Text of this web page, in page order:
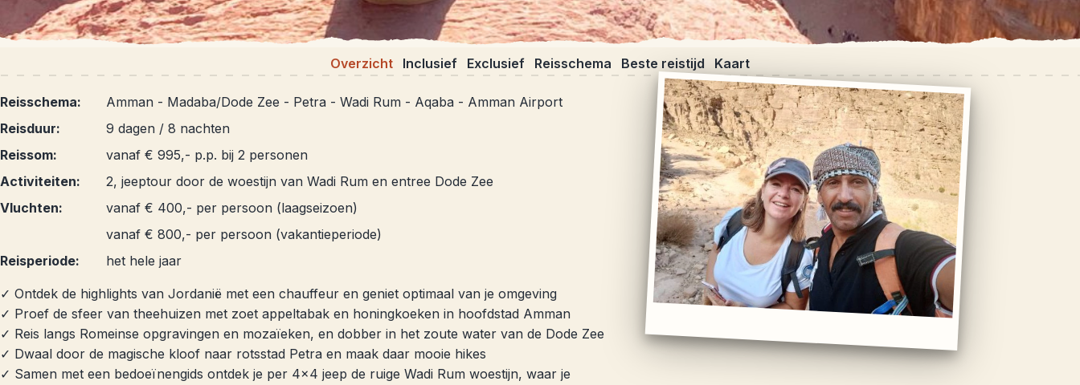
Overzicht Inclusief Exclusief Reisschema Beste reistijd Kaart
Reisschema:
Amman - Madaba/Dode Zee - Petra - Wadi Rum - Aqaba - Amman Airport
Reisduur:
9 dagen / 8 nachten
Reissom:
vanaf € 995,- p.p. bij 2 personen
Activiteiten:
2, jeeptour door de woestijn van Wadi Rum en entree Dode Zee
Vluchten:
vanaf € 400,- per persoon (laagseizoen)
vanaf € 800,- per persoon (vakantieperiode)
Reisperiode:
het hele jaar
✓ Ontdek de highlights van Jordanië met een chauffeur en geniet optimaal van je omgeving
✓ Proef de sfeer van theehuizen met zoet appeltabak en honingkoeken in hoofdstad Amman
✓ Reis langs Romeinse opgravingen en mozaïeken, en dobber in het zoute water van de Dode Zee
✓ Dwaal door de magische kloof naar rotsstad Petra en maak daar mooie hikes
✓ Samen met een bedoeïnengids ontdek je per 4x4 jeep de ruige Wadi Rum woestijn, waar je